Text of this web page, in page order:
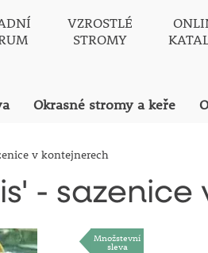
VZROSTLÉ
STROMY
Okrasné stromy a keře
v kontejnerech
-
Množstevní
sleva